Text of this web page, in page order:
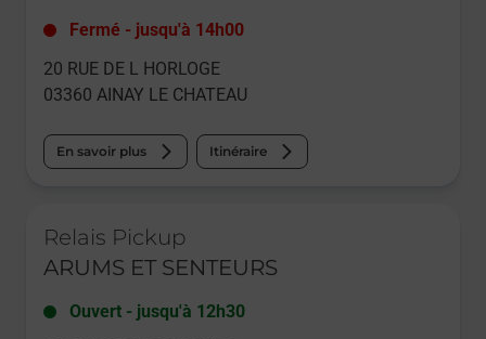
Fermé - jusqu'à 14h00
20 RUE DE L HORLOGE
03360 AINAY LE CHATEAU
En savoir plus Itinéraire
Relais Pickup
ARUMS ET SENTEURS
Ouvert - jusqu'à 12h30